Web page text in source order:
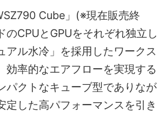
Cube」(※現在販売終
のCPUとGPUをそれぞれ独立し
アル水冷」を採用したワークス
効率的なエアフローを実現する
パクトなキューブ型でありなが
定した高パフォーマンスを引き